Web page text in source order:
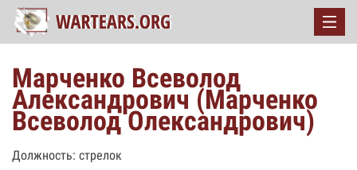
Марченко Всеволод
Александрович (Марченко
Всеволод Олександрович)
Должность: стрелок